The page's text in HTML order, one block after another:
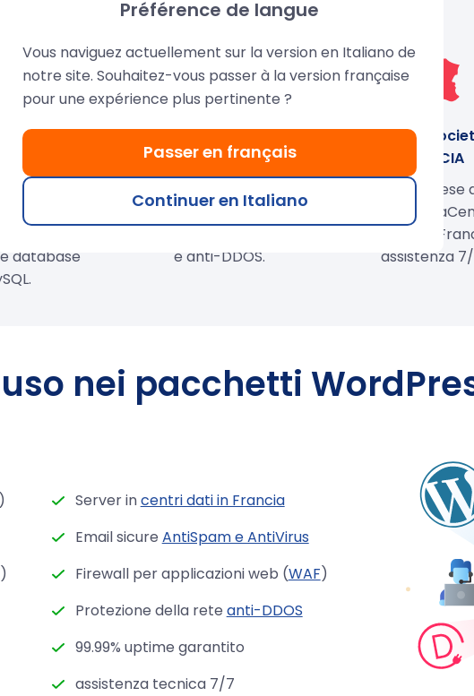
automatica
WordPress
Facile
di CMS, e-
e database
Massima sicurezza per
WordPress
Protezione di rete integrata
Anti-Spam, Anti-Virus, Web
e anti-DDOS.
Server e
FRANCIA
Azienda francese
20 anni.
tecnici in
assistenza
nei pacchetti
)
Server incentri dati in Francia
Email sicure AntiSpam e AntiVirus
Firewall per applicazioni web (WAF)
Protezione della rete anti-DDOS
99.99% uptime garantito
assistenza tecnica 7/7
Préférence de langue
Vous naviguez actuellement sur la version en Italiano de
notre site. Souhaitez-vous passer à la version française
pour une expérience plus pertinente ?
Passer en français
Continuer en Italiano